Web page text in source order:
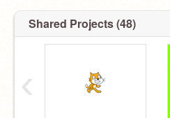
Shared Projects (48)
‹